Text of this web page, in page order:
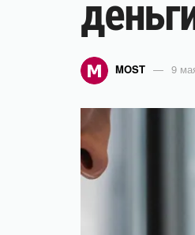
MOST 9